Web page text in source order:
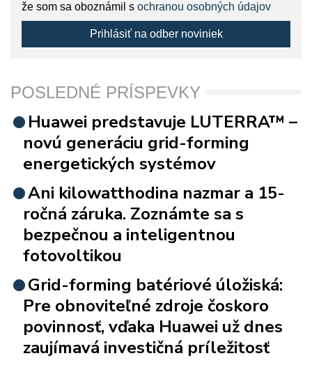
že som sa oboznámil s ochranou osobných údajov
Prihlásiť na odber noviniek
POSLEDNÉ PRÍSPEVKY
Huawei predstavuje LUTERRA™ –
novú generáciu grid-forming
energetických systémov
Ani kilowatthodina nazmar a 15-
ročná záruka. Zoznámte sa s
bezpečnou a inteligentnou
fotovoltikou
Grid-forming batériové úložiská:
Pre obnoviteľné zdroje čoskoro
povinnosť, vďaka Huawei už dnes
zaujímavá investičná príležitosť